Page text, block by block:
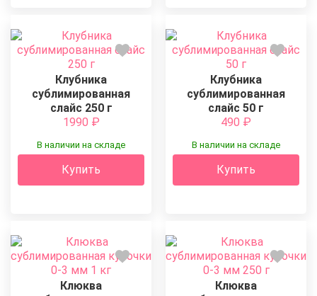
Клубника
сублимированная
слайс 250 г
1990 ₽
В наличии на складе
Купить
Клубника
сублимированная
слайс 50 г
490 ₽
В наличии на складе
Купить
Клюква
Клюква